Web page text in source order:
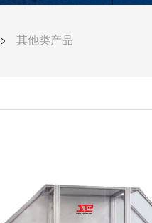
其他类产品